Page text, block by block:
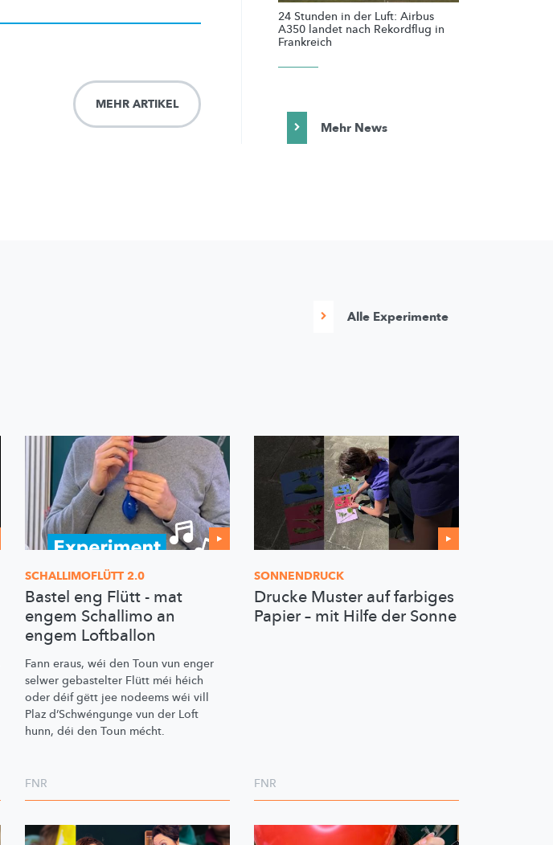
MEHR ARTIKEL
24 Stunden in der Luft: Airbus
A350 landet nach Rekordflug in
Frankreich
Mehr News
Alle Experimente
SCHALLIMOFLÜTT 2.0
Bastel eng Flütt - mat
engem Schallimo an
engem Loftballon
Fann eraus, wéi den Toun vun enger
selwer gebastelter Flütt méi héich
oder déif gëtt jee nodeems wéi vill
Plaz d’Schwéngunge vun der Loft
hunn, déi den Toun mécht.
FNR
SONNENDRUCK
Drucke Muster auf farbiges
Papier – mit Hilfe der Sonne
FNR